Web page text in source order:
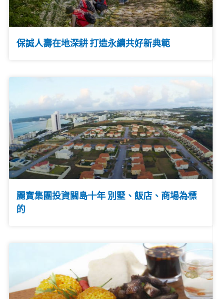
保誠人壽在地深耕 打造永續共好新典範
麗寶集團投資關島十年 別墅、飯店、商場為標
的